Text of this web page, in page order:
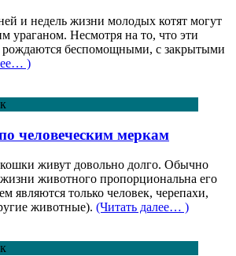
и недель жизни молодых котят могут
ураганом. Несмотря на то, что эти
беспомощными, с закрытыми
)
человеческим меркам
живут довольно долго. Обычно
животного пропорциональна его
являются только человек, черепахи,
животные). (Читать далее… )